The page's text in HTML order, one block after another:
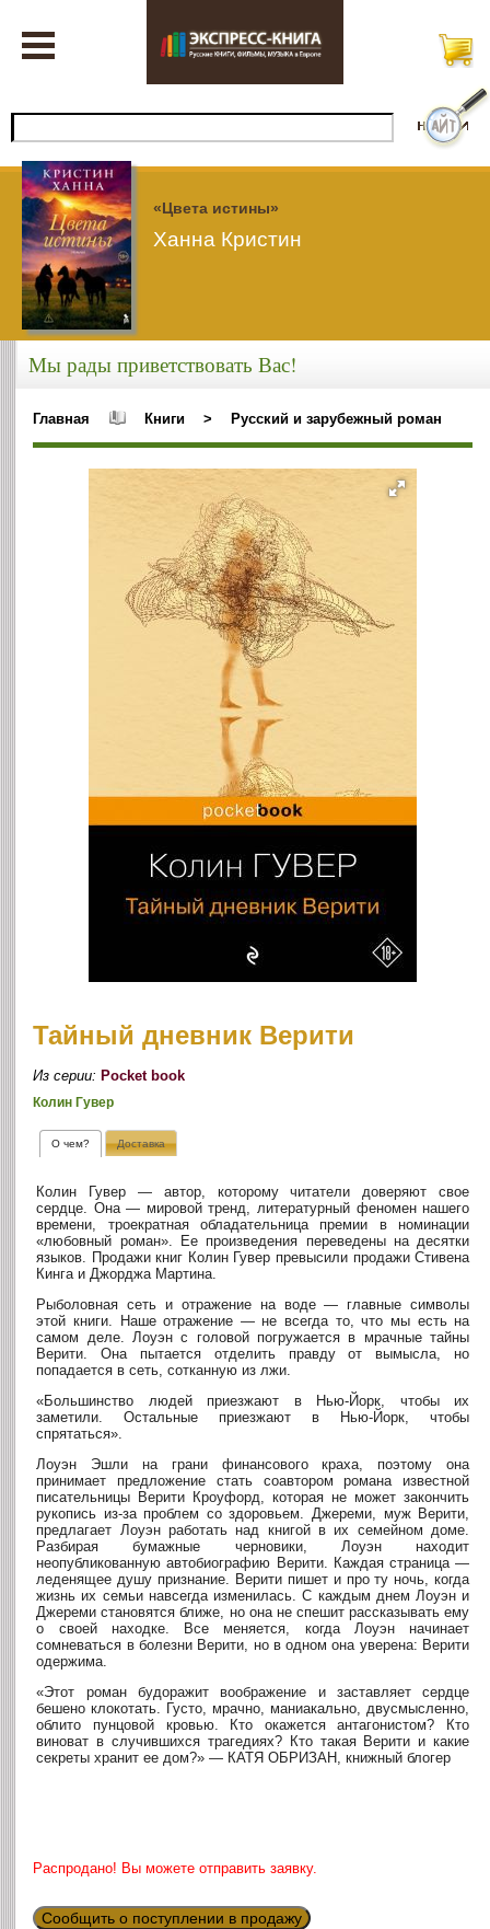
«Цвета истины»
Ханна Кристин
Мы рады приветствовать Вас!
Главная Книги > Русский и зарубежный роман
Тайный дневник Верити
Из серии: Pocket book
Колин Гувер
О чем? Доставка
Колин Гувер — автор, которому читатели доверяют свое
сердце. Она — мировой тренд, литературный феномен нашего
времени, троекратная обладательница премии в номинации
«любовный роман». Ее произведения переведены на десятки
языков. Продажи книг Колин Гувер превысили продажи Стивена
Кинга и Джорджа Мартина.
Рыболовная сеть и отражение на воде — главные символы
этой книги. Наше отражение — не всегда то, что мы есть на
самом деле. Лоуэн с головой погружается в мрачные тайны
Верити. Она пытается отделить правду от вымысла, но
попадается в сеть, сотканную из лжи.
«Большинство людей приезжают в Нью-Йорк, чтобы их
заметили. Остальные приезжают в Нью-Йорк, чтобы
спрятаться».
Лоуэн Эшли на грани финансового краха, поэтому она
принимает предложение стать соавтором романа известной
писательницы Верити Кроуфорд, которая не может закончить
рукопись из-за проблем со здоровьем. Джереми, муж Верити,
предлагает Лоуэн работать над книгой в их семейном доме.
Разбирая бумажные черновики, Лоуэн находит
неопубликованную автобиографию Верити. Каждая страница —
леденящее душу признание. Верити пишет и про ту ночь, когда
жизнь их семьи навсегда изменилась. С каждым днем Лоуэн и
Джереми становятся ближе, но она не спешит рассказывать ему
о своей находке. Все меняется, когда Лоуэн начинает
сомневаться в болезни Верити, но в одном она уверена: Верити
одержима.
«Этот роман будоражит воображение и заставляет сердце
бешено клокотать. Густо, мрачно, маниакально, двусмысленно,
облито пунцовой кровью. Кто окажется антагонистом? Кто
виноват в случившихся трагедиях? Кто такая Верити и какие
секреты хранит ее дом?» — КАТЯ ОБРИЗАН, книжный блогер
Распродано! Вы можете отправить заявку.
Сообщить о поступлении в продажу